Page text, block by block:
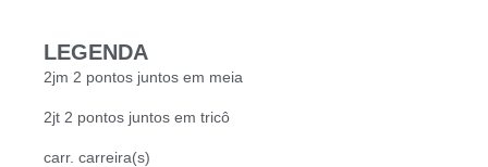
LEGENDA
2jm 2 pontos juntos em meia
2jt 2 pontos juntos em tricô
carr. carreira(s)